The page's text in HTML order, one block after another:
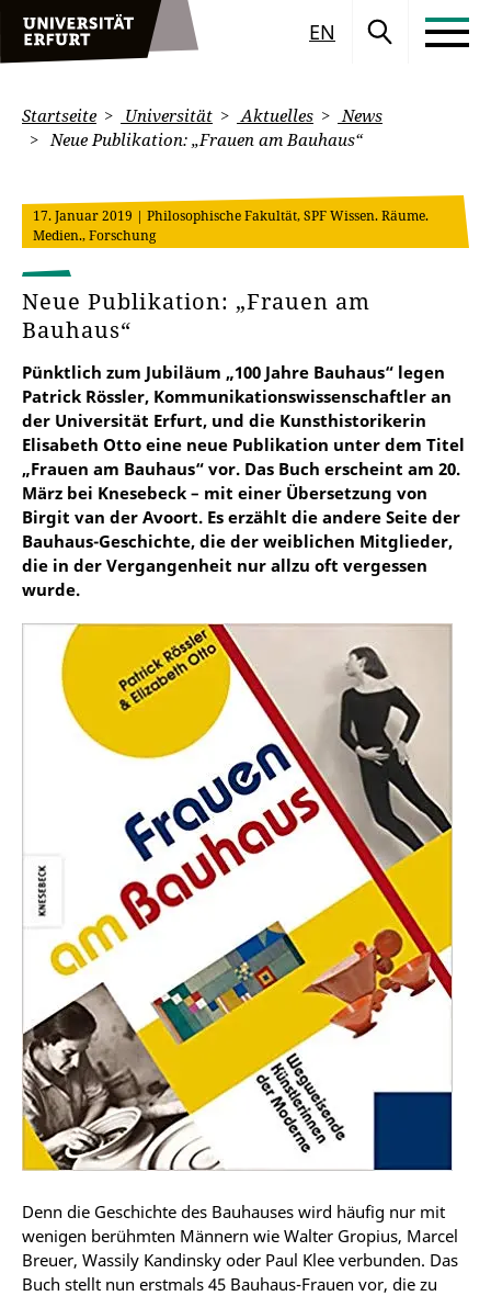
EN
Startseite Universität Aktuelles
News
Neue Publikation: „Frauen am Bauhaus“
17. Januar 2019 | Philosophische Fakultät, SPF Wissen. Räume.
Medien., Forschung
Neue Publikation: „Frauen am
Bauhaus“
Pünktlich zum Jubiläum „100 Jahre Bauhaus“ legen
Patrick Rössler, Kommunikationswissenschaftler an
der Universität Erfurt, und die Kunsthistorikerin
Elisabeth Otto eine neue Publikation unter dem Titel
„Frauen am Bauhaus“ vor. Das Buch erscheint am 20.
März bei Knesebeck – mit einer Übersetzung von
Birgit van der Avoort. Es erzählt die andere Seite der
Bauhaus-Geschichte, die der weiblichen Mitglieder,
die in der Vergangenheit nur allzu oft vergessen
wurde.
Denn die Geschichte des Bauhauses wird häufig nur mit
wenigen berühmten Männern wie Walter Gropius, Marcel
Breuer, Wassily Kandinsky oder Paul Klee verbunden. Das
Buch stellt nun erstmals 45 Bauhaus-Frauen vor, die zu